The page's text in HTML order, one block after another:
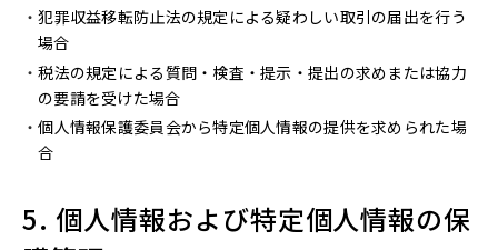
犯罪収益移転防止法の規定による疑わしい取引の届出を行う
場合
税法の規定による質問・検査・提示・提出の求めまたは協力
の要請を受けた場合
個人情報保護委員会から特定個人情報の提供を求められた場
合
5. 個人情報および特定個人情報の保